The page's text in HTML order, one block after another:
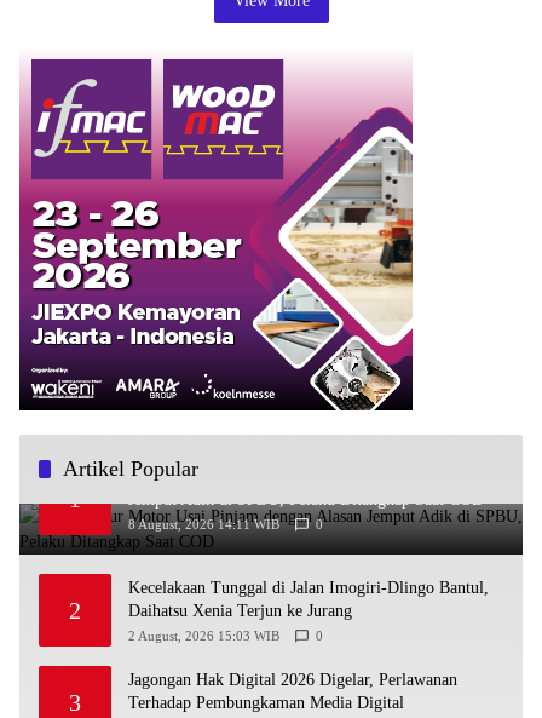
Artikel Popular
1
Bawa Kabur Motor Usai Pinjam dengan Alasan
Jemput Adik di SPBU, Pelaku Ditangkap Saat COD
8 August, 2026 14:11 WIB 0
2
Kecelakaan Tunggal di Jalan Imogiri-Dlingo Bantul,
Daihatsu Xenia Terjun ke Jurang
2 August, 2026 15:03 WIB 0
3
Jagongan Hak Digital 2026 Digelar, Perlawanan
Terhadap Pembungkaman Media Digital